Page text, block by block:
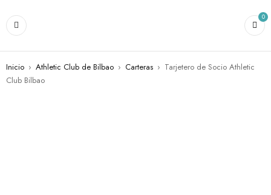
0
Inicio › Athletic Club de Bilbao › Carteras › Tarjetero de Socio Athletic
Club Bilbao